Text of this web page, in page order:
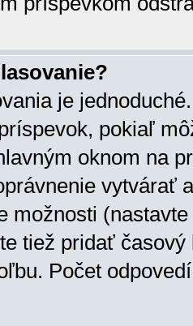
je
pokiaľ
oknom na
vytvárať
možnosti
tiež pridať
Počet